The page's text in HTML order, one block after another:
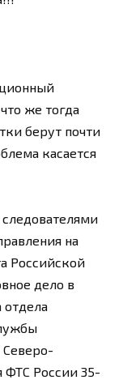
же тогда
берут почти
касается
на
Российской
дело в
отдела
ФТС России 35-